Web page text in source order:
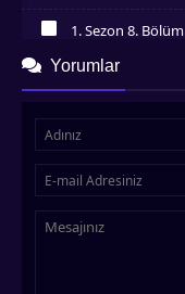
İzledim
1. Sezon 8. Bölüm
1. Sezon 9. Bölüm
İzledim
İzledim
İzledim
1. Sezon 13. Bölüm
Yorumlar